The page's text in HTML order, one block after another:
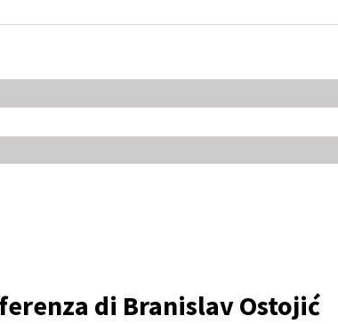
di Branislav Ostojić